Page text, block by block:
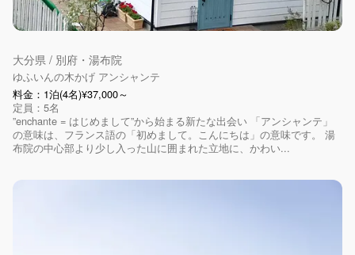
大分県 / 別府・湯布院
ゆふいんの木かげ アンシャンテ
料金：1泊(4名)¥37,000～
定員：5名
”enchante = はじめまして”から始まる新たな出会い 「アンシャンテ」
の意味は、フランス語の「初めまして。こんにちは」の意味です。 湯
布院の中心部より少し入った山に囲まれた立地に、かわい...